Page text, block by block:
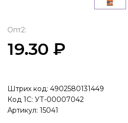
Опт2:
19.30 ₽
Штрих код: 4902580131449
Код 1С: УТ-00007042
Артикул: 15041